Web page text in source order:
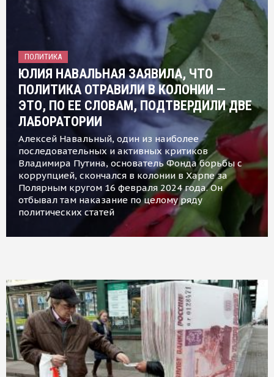
ПОЛИТИКА
ЮЛИЯ НАВАЛЬНАЯ ЗАЯВИЛА, ЧТО
ПОЛИТИКА ОТРАВИЛИ В КОЛОНИИ —
ЭТО, ПО ЕЕ СЛОВАМ, ПОДТВЕРДИЛИ ДВЕ
ЛАБОРАТОРИИ
Алексей Навальный, один из наиболее
последовательных и активных критиков
Владимира Путина, основатель Фонда борьбы с
коррупцией, скончался в колонии в Харпе за
Полярным кругом 16 февраля 2024 года. Он
отбывал там наказание по целому ряду
политических статей